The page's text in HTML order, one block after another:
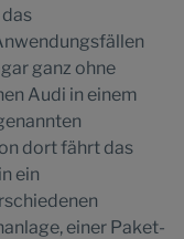
ganz ohne
Audi in einem
dort fährt das
ein
einer Paket-